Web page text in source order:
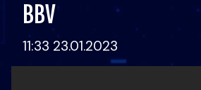
BBV
11:33 23.01.2023